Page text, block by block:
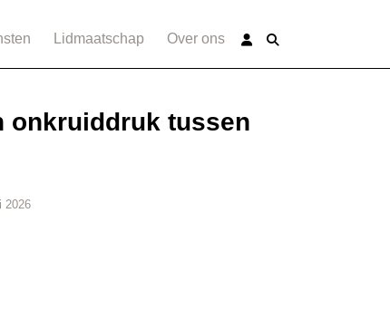
Lidmaatschap Over ons
onkruiddruk tussen
2026